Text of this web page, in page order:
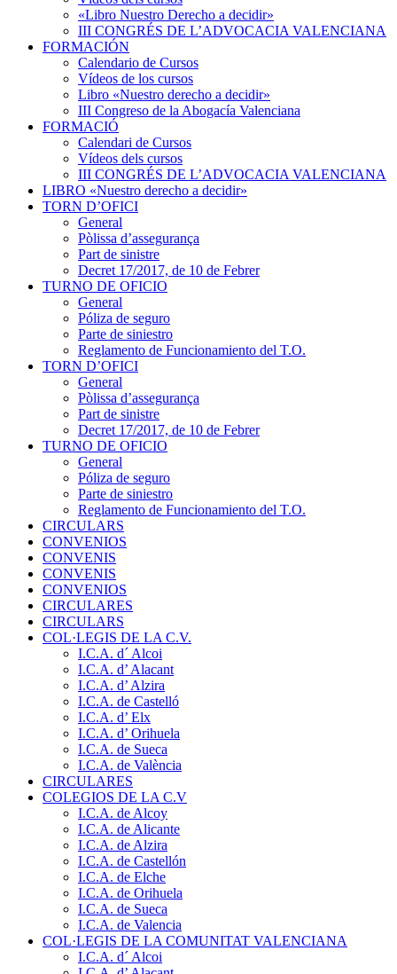
«Libro Nuestro Derecho a decidir»
III CONGRÉS DE L’ADVOCACIA VALENCIANA
FORMACIÓN
Calendario de Cursos
Vídeos de los cursos
Libro «Nuestro derecho a decidir»
III Congreso de la Abogacía Valenciana
FORMACIÓ
Calendari de Cursos
Vídeos dels cursos
III CONGRÉS DE L’ADVOCACIA VALENCIANA
LIBRO «Nuestro derecho a decidir»
TORN D’OFICI
General
Pòlissa d’assegurança
Part de sinistre
Decret 17/2017, de 10 de Febrer
TURNO DE OFICIO
General
Póliza de seguro
Parte de siniestro
Reglamento de Funcionamiento del T.O.
TORN D’OFICI
General
Pòlissa d’assegurança
Part de sinistre
Decret 17/2017, de 10 de Febrer
TURNO DE OFICIO
General
Póliza de seguro
Parte de siniestro
Reglamento de Funcionamiento del T.O.
CIRCULARS
CONVENIOS
CONVENIS
CONVENIS
CONVENIOS
CIRCULARES
CIRCULARS
COL·LEGIS DE LA C.V.
I.C.A. d´ Alcoi
I.C.A. d’ Alacant
I.C.A. d’ Alzira
I.C.A. de Castelló
I.C.A. d’ Elx
I.C.A. d’ Orihuela
I.C.A. de Sueca
I.C.A. de València
CIRCULARES
COLEGIOS DE LA C.V
I.C.A. de Alcoy
I.C.A. de Alicante
I.C.A. de Alzira
I.C.A. de Castellón
I.C.A. de Elche
I.C.A. de Orihuela
I.C.A. de Sueca
I.C.A. de Valencia
COL·LEGIS DE LA COMUNITAT VALENCIANA
I.C.A. d´ Alcoi